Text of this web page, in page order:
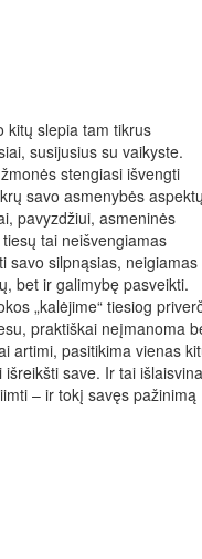
kitų slepia tam tikrus
susijusius su vaikyste.
stengiasi išvengti
savo asmenybės
pavyzdžiui, asmeninės
tai neišvengiamas
savo silpnąsias, neigiamas
bet ir galimybę pasveikti.
„kalėjime“ tiesiog
praktiškai neįmanoma
artimi, pasitikima vienas
save. Ir tai
– ir tokį savęs pažinimą